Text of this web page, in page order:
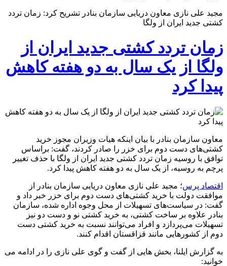
مجید علی نازی معاون دریایی سازمان بنادر تشریح کرد: زمان تردد
کشتی جدید ایران از ولگا
زمان تردد کشتی جدید ایران از
ولگا از یک سال به دو هفته کاهش
پیدا کرد
معاون سازمان بنادر با بیان اینکه هیات وزیران مجوز خرید
کشتی‌های دست دوم برای خزر را صادر کردند، گفت: براساس
توافق با روسیه زمان تردد کشتی جدید ایران از ولگا با حذف تغییر
پرچم به روسیه، از یک سال به دو هفته کاهش پیدا کرد.
اقتصاد پرس؛ مجید علی نازی معاون دریایی سازمان بنادر از
موافقت دولت با خرید کشتی‌های دست دوم برای خزر خبر داد و
گفت: در سیاست‌های تسهیلات از محل وجوه اداره شده، سازمان
بنادر علاوه بر ساخت کشتی، به خرید کشتی نو و دست دو نیز
تسهیلات می‌پردازد و افراد می‌توانند نسبت به خرید کشتی دست
دوم از کشورهایی مانند قزاقستان اقدام کنند.
به گزارش ایلنا، بخش هایی از گفت و گوی علی نازی را در ادامه می
خوانید: